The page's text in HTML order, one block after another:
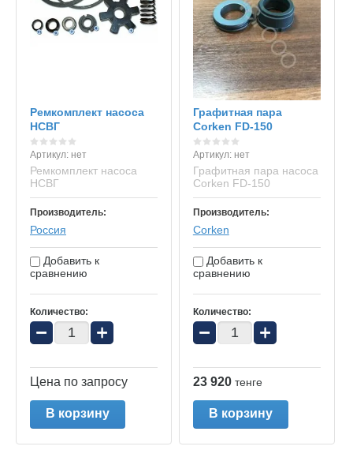
Ремкомплект насоса
НСВГ
Артикул: нет
Ремкомплект насоса
НСВГ
Производитель:
Россия
Добавить к
сравнению
Количество:
− +
Цена по запросу
В корзину
Графитная пара
Corken FD-150
Артикул:нет
Графитная пара насоса
Corken FD-150
Производитель:
Corken
Добавить к
сравнению
Количество:
− +
23 920 тенге
В корзину